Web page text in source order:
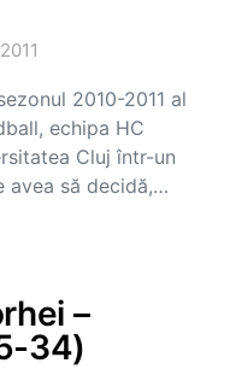
2010-2011 al
echipa HC
Cluj într-un
avea să decidă,…
–
34)